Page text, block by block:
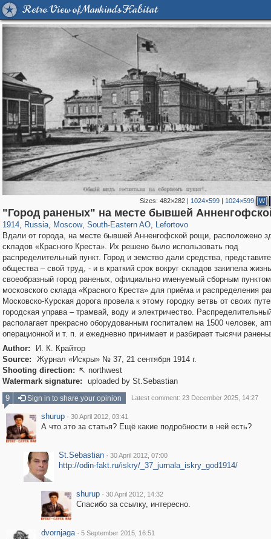
Retro View of Mankind's Habitat
Sizes: 482×282| 1024×599| 1024×599 W
"Город раненых" на месте бывшей
1914, Russia
1,406,840 29,243
, Moscow
319,864 8,286
, South-Eastern AO
11,379 197
, Lefortovo
2,931 80
Вдали от города, на месте бывшей Анненгофской рощи, расположено
складов «Красного Креста». Их решено было использовать под
распределительный пункт. Город и земство дали средства,
общества – свой труд, - и в краткий срок вокруг складов закипела
своеобразный город раненых, официально именуемый сборным пунктом
московского склада «Красного Креста» для приёма и распределения
Московско-Курская дорога провела к этому городку ветвь от своих
городская управа – трамвай, воду и электричество.
располагает прекрасно оборудованным госпиталем на 1500 человек,
операционной и т. п. и ежедневно принимает и разбирает тысячи
Author:
И. К. Крайтор
Source:
Журнал «Искры» № 37, 21 сентября 1914 г.
Shooting direction:  northwest
Watermark signature:
uploaded by St.Sebastian
9
Sign in to share your opinion Latest comment: 23 December 2025, 14:27
shurup · 30 April 2012, 03:41
А что это за статья? Ещё какие подробности в ней есть?
St.Sebastian · 30 April 2012, 07:00
http://odin-fakt.ru/iskry/_37_jurnala_iskry_god1914/
shurup · 30 April 2012, 14:32
Спасибо за ссылку, интересно.
dvornjaga · 5 September 2015, 16:51